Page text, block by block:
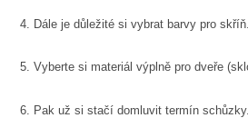
4. Dále je důležité si vybrat barvy pro skříň.
5. Vyberte si materiál výplně pro dveře
6. Pak už si stačí domluvit termín